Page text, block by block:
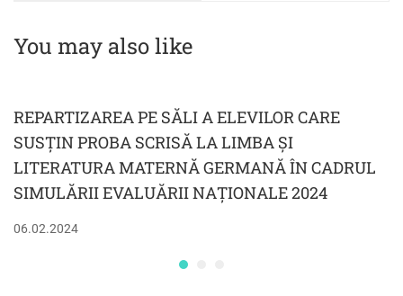
You may also like
REPARTIZAREA PE SĂLI A ELEVILOR CARE
SUSȚIN PROBA SCRISĂ LA LIMBA ȘI
LITERATURA MATERNĂ GERMANĂ ÎN CADRUL
SIMULĂRII EVALUĂRII NAȚIONALE 2024
06.02.2024